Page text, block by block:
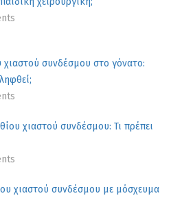
χιαστού συνδέσμου στο γόνατο:
χιαστού συνδέσμου: Τι πρέπει
χιαστού συνδέσμου με μόσχευμα